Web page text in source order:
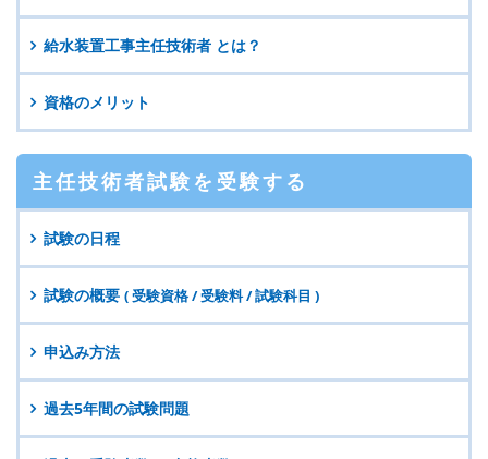
給水装置工事主任技術者 とは？
資格のメリット
主任技術者試験を受験する
試験の日程
試験の概要 ( 受験資格 / 受験料 / 試験科目 )
申込み方法
過去5年間の試験問題